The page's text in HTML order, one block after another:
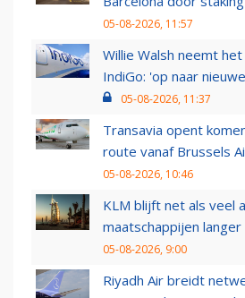
05-08-2026, 11:57
Willie Walsh neemt
IndiGo: 'op naar
05-08-2026, 11:37
Transavia opent
route vanaf Brussels
05-08-2026, 10:46
KLM blijft net als veel
maatschappijen
05-08-2026, 9:00
Riyadh Air breidt